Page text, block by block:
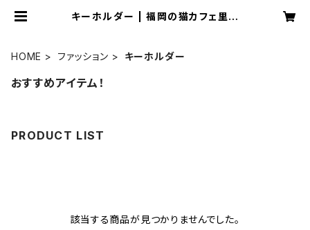
キーホルダー | 福岡の猫カフェ里親
HOME
ファッション キーホルダー
おすすめアイテム！
PRODUCT LIST
該当する商品が見つかりませんでした。